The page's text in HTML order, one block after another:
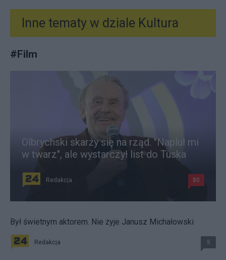
Inne tematy w dziale Kultura
#Film
Olbrychski skarży się na rząd. "Napluł mi
w twarz", ale wystarczył list do Tuska
Redakcja 80
Był świetnym aktorem. Nie żyje Janusz Michałowski
Redakcja 8